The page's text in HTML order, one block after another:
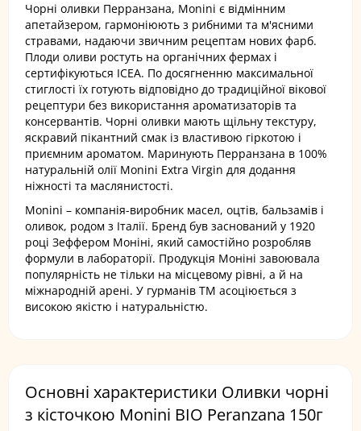
Чорні оливки Перранзана, Monini є відмінним
апетайзером, гармоніюють з рибними та м'ясними
стравами, надаючи звичним рецептам нових фарб.
Плоди оливи ростуть на органічних фермах і
сертифікуються ICEA. По досягненню максимальної
стиглості їх готують відповідно до традиційної вікової
рецептури без використання ароматизаторів та
консервантів. Чорні оливки мають щільну текстуру,
яскравий пікантний смак із властивою гіркотою і
приємним ароматом. Маринують Перранзана в 100%
натуральній олії Monini Extra Virgin для додання
ніжності та маслянистості.
Monini – компанія-виробник масел, оцтів, бальзамів і
оливок, родом з Італії. Бренд був заснований у 1920
році Зеффером Моніні, який самостійно розробляв
формули в лабораторії. Продукція Моніні завоювала
популярність не тільки на місцевому рівні, а й на
міжнародній арені. У гурманів ТМ асоціюється з
високою якістю і натуральністю.
Основні характеристики Оливки чорні
з кісточкою Monini BIO Peranzana 150г